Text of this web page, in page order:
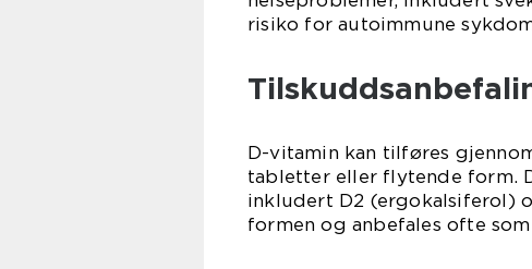
risiko for autoimmune
D-vitamin kan tilføres
tabletter eller flytende form.
inkludert D2 (ergokalsiferol)
formen og anbefales ofte